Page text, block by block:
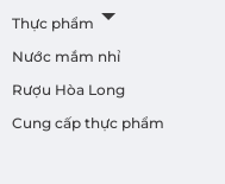
Thực phẩm
Nước mắm nhỉ
Rượu Hòa Long
Cung cấp thực phẩm